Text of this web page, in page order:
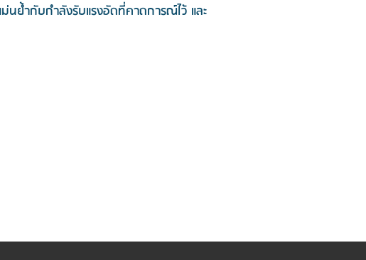
นย้ำกับกำลังรับแรงอัดที่คาดการณ์ไว้ และ